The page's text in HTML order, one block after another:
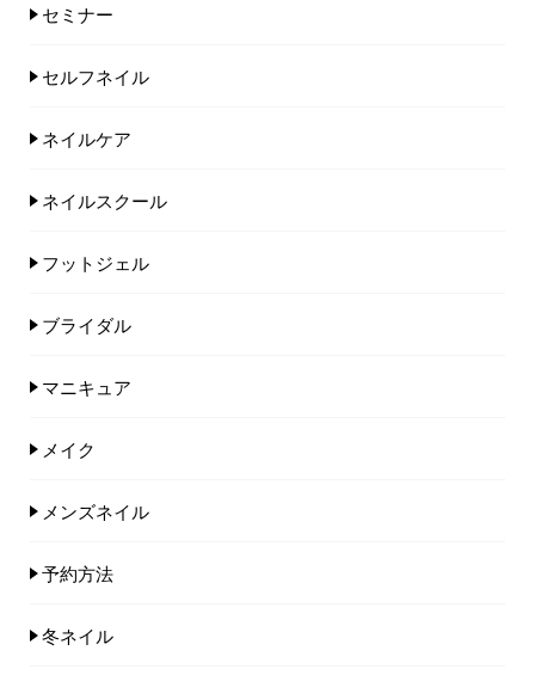
セミナー
セルフネイル
ネイルケア
ネイルスクール
フットジェル
ブライダル
マニキュア
メイク
メンズネイル
予約方法
冬ネイル